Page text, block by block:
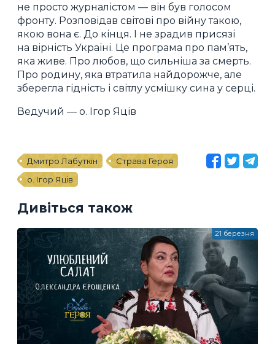
не просто журналістом — він був голосом
фронту. Розповідав світові про війну такою,
якою вона є. До кінця. І не зрадив присязі
на вірність Україні. Це програма про пам’ять,
яка живе. Про любов, що сильніша за смерть.
Про родину, яка втратила найдорожче, але
зберегла гідність і світлу усмішку сина у серці.
Ведучий — о. Ігор Яців
Дмитро Лабуткін
Страва Героя
о. Ігор Яців
Дивіться також
21 березня